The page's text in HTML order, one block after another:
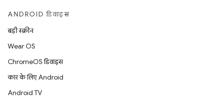
ANDROID डिवाइस
बड़ी स्क्रीन
Wear OS
ChromeOS डिवाइस
कार के लिए Android
Android TV